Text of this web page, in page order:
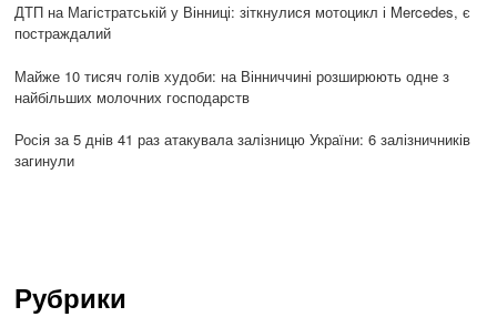
ДТП на Магістратській у Вінниці: зіткнулися мотоцикл і Mercedes, є
постраждалий
Майже 10 тисяч голів худоби: на Вінниччині розширюють одне з
найбільших молочних господарств
Росія за 5 днів 41 раз атакувала залізницю України: 6 залізничників
загинули
Рубрики